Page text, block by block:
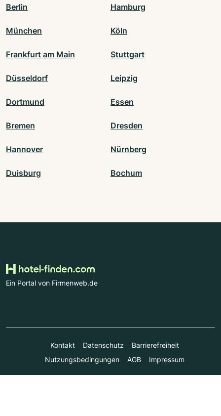
Berlin Hamburg
München Köln
Frankfurt am Main Stuttgart
Düsseldorf Leipzig
Dortmund Essen
Bremen Dresden
Hannover Nürnberg
Duisburg Bochum
Ein Portal von Firmenweb.de
Kontakt Datenschutz
Barrierefreiheit
Nutzungsbedingungen
AGB Impressum